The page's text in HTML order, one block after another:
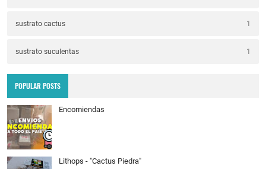
sustrato cactus 1
sustrato suculentas 1
POPULAR POSTS
Encomiendas
Lithops - "Cactus Piedra"